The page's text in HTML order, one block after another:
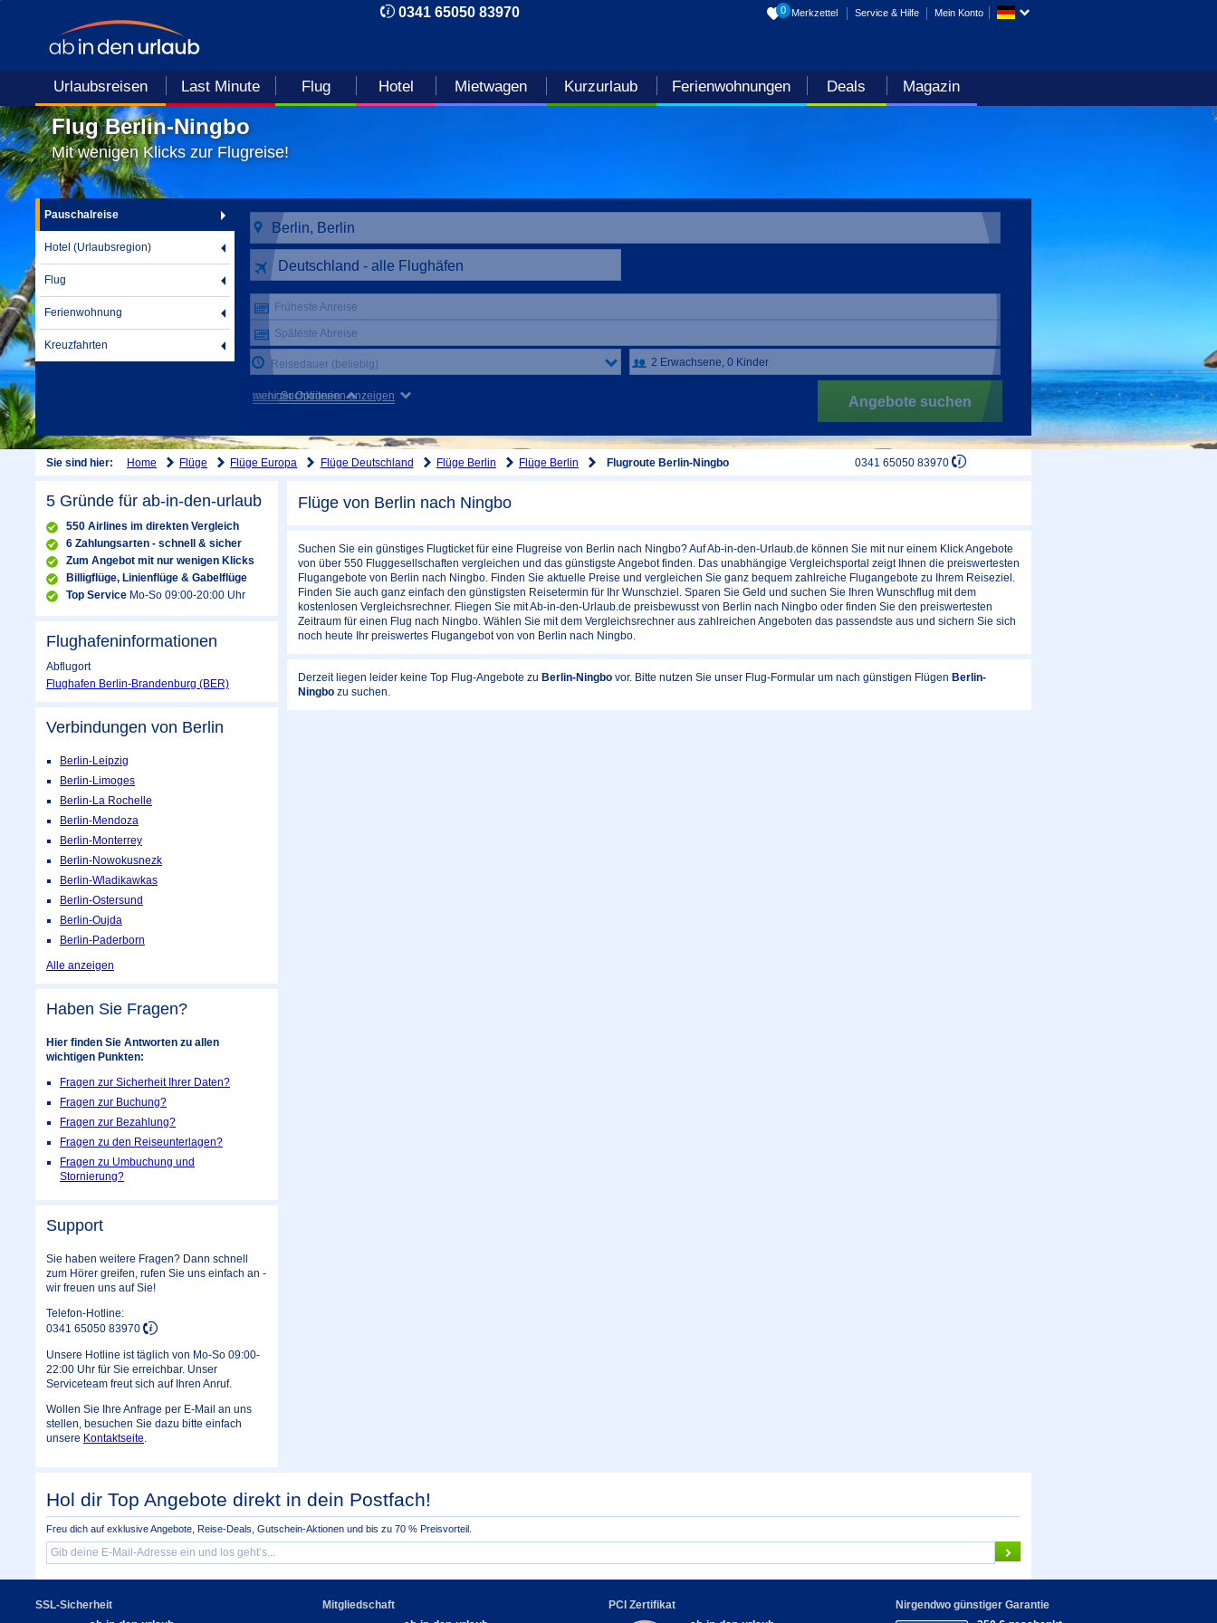
0341 65050 83970
Urlaubsreisen Last Minute Flug Hotel Mietwagen Kurzurlaub Ferienwohnungen Deals Magazin
0 Merkzettel Service & Hilfe Mein Konto
Flug Berlin-Ningbo
Mit wenigen Klicks zur Flugreise!
Pauschalreise
Hotel (Urlaubsregion)
Flug
Ferienwohnung
Kreuzfahrten
Deutschland - alle Flughäfen
Früheste Anreise
Späteste Abreise
Reisedauer (beliebig)
mehr Suchkriterien anzeigen
weniger Optionen Angebote suchen
Sie sind hier: Home Flüge Flüge Europa Flüge Deutschland Flüge Berlin Flüge Berlin Flugroute Berlin-Ningbo 0341 65050 83970
Flüge von Berlin nach Ningbo
Suchen Sie ein günstiges Flugticket für eine Flugreise von Berlin nach Ningbo? Auf Ab-in-den-Urlaub.de können Sie mit nur einem Klick Angebote
von über 550 Fluggesellschaften vergleichen und das günstigste Angebot finden. Das unabhängige Vergleichsportal zeigt Ihnen die preiswertesten
Flugangebote von Berlin nach Ningbo. Finden Sie aktuelle Preise und vergleichen Sie ganz bequem zahlreiche Flugangebote zu Ihrem Reiseziel.
Finden Sie auch ganz einfach den günstigsten Reisetermin für Ihr Wunschziel. Sparen Sie Geld und suchen Sie Ihren Wunschflug mit dem
kostenlosen Vergleichsrechner. Fliegen Sie mit Ab-in-den-Urlaub.de preisbewusst von Berlin nach Ningbo oder finden Sie den preiswertesten
Zeitraum für einen Flug nach Ningbo. Wählen Sie mit dem Vergleichsrechner aus zahlreichen Angeboten das passendste aus und sichern Sie sich
noch heute Ihr preiswertes Flugangebot von von Berlin nach Ningbo.
Derzeit liegen leider keine Top Flug-Angebote zu Berlin-Ningbo vor. Bitte nutzen Sie unser Flug-Formular um nach günstigen Flügen Berlin-
Ningbo zu suchen.
5 Gründe für ab-in-den-urlaub
550 Airlines im direkten Vergleich
6 Zahlungsarten - schnell & sicher
Zum Angebot mit nur wenigen Klicks
Billigflüge, Linienflüge & Gabelflüge
Top Service Mo-So 09:00-20:00 Uhr
Flughafeninformationen
Abflugort
Flughafen Berlin-Brandenburg (BER)
Verbindungen von Berlin
Berlin-Leipzig
Berlin-Limoges
Berlin-La Rochelle
Berlin-Mendoza
Berlin-Monterrey
Berlin-Nowokusnezk
Berlin-Wladikawkas
Berlin-Ostersund
Berlin-Oujda
Berlin-Paderborn
Alle anzeigen
Haben Sie Fragen?
Hier finden Sie Antworten zu allen
wichtigen Punkten:
Fragen zur Sicherheit Ihrer Daten?
Fragen zur Buchung?
Fragen zur Bezahlung?
Fragen zu den Reiseunterlagen?
Fragen zu Umbuchung und
Stornierung?
Support
Sie haben weitere Fragen? Dann schnell
zum Hörer greifen, rufen Sie uns einfach an -
wir freuen uns auf Sie!
Telefon-Hotline:
0341 65050 83970
Unsere Hotline ist täglich von Mo-So 09:00-
22:00 Uhr für Sie erreichbar. Unser
Serviceteam freut sich auf Ihren Anruf.
Wollen Sie Ihre Anfrage per E-Mail an uns
stellen, besuchen Sie dazu bitte einfach
unsere Kontaktseite
Hol dir Top Angebote direkt in dein Postfach!
Freu dich auf exklusive Angebote, Reise-Deals, Gutschein-Aktionen und bis zu 70 % Preisvorteil.
SSL-Sicherheit
Mitgliedschaft
PCI Zertifikat
Nirgendwo günstiger Garantie